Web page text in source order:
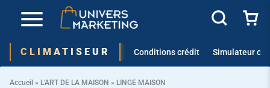
CLIMATISEUR Conditions crédit Simulateur
Accueil » L'ART DE LA MAISON » LINGE MAISON